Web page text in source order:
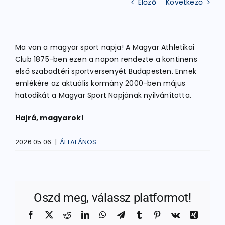
KERÉKPÁR
EGYÉB SPORTÁGAK
TAGDÍJ BEFIZETÉS
Előző Következő
Ma van a magyar sport napja! A Magyar Athletikai
Club 1875-ben ezen a napon rendezte a kontinens
első szabadtéri sportversenyét Budapesten. Ennek
emlékére az aktuális kormány 2000-ben május
hatodikát a Magyar Sport Napjának nyilvánította.
Hajrá, magyarok!
2026.05.06. | ÁLTALÁNOS
Oszd meg, válassz platformot!
Facebook
X RedditLinkedInWhatsApp
TelegramTumblr Pinterest
Vk
Xing